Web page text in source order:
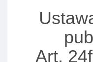
Art.
autostrad
Art. 18a. Generalna
Art. 19. Zarządcy dróg